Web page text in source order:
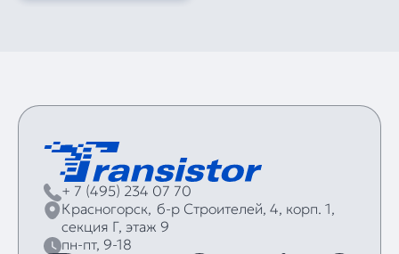
+ 7 (495) 234 07 70
Красногорск, б‑р Строителей, 4, корп. 1,
секция Г, этаж 9
пн-пт, 9-18